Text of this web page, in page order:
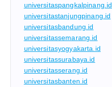
universitaspangkalpinang.id
universitastanjungpinang.id
universitasbandung.id
universitassemarang.id
universitasyogyakarta.id
universitassurabaya.id
universitasserang.id
universitasbanten.id